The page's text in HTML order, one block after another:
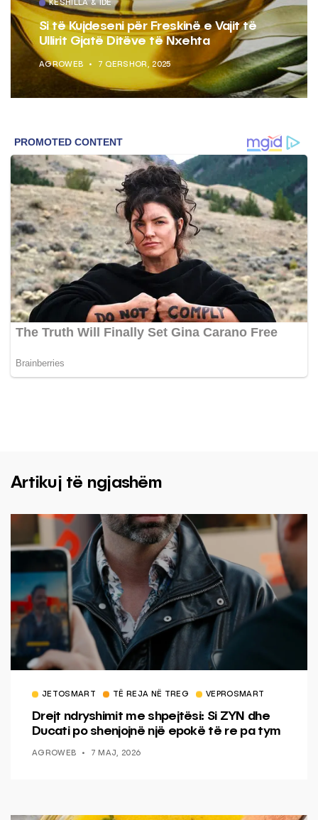
KËSHILLA & IDE
Si të Kujdeseni për Freskinë e Vajit të
Ullirit Gjatë Ditëve të Nxehta
AGROWEB 7 QERSHOR, 2025
Artikuj të ngjashëm
JETOSMART TË REJA NË TREG VEPROSMART
Drejt ndryshimit me shpejtësi: Si ZYN dhe
Ducati po shenjojnë një epokë të re pa tym
AGROWEB 7 MAJ, 2026